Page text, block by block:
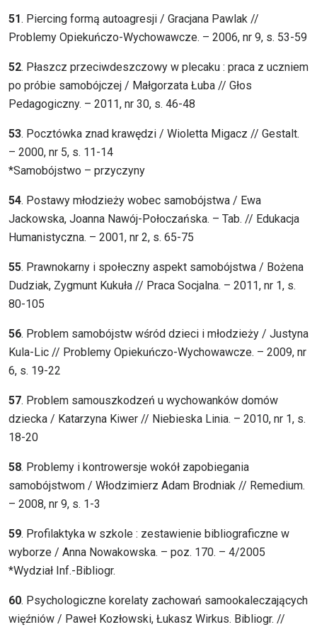
51. Piercing formą autoagresji / Gracjana Pawlak //
Problemy Opiekuńczo-Wychowawcze. – 2006, nr 9, s. 53-59
52. Płaszcz przeciwdeszczowy w plecaku : praca z uczniem
po próbie samobójczej / Małgorzata Łuba // Głos
Pedagogiczny. – 2011, nr 30, s. 46-48
53. Pocztówka znad krawędzi / Wioletta Migacz // Gestalt.
– 2000, nr 5, s. 11-14
*Samobójstwo – przyczyny
54. Postawy młodzieży wobec samobójstwa / Ewa
Jackowska, Joanna Nawój-Połoczańska. – Tab. // Edukacja
Humanistyczna. – 2001, nr 2, s. 65-75
55. Prawnokarny i społeczny aspekt samobójstwa / Bożena
Dudziak, Zygmunt Kukuła // Praca Socjalna. – 2011, nr 1, s.
80-105
56. Problem samobójstw wśród dzieci i młodzieży / Justyna
Kula-Lic // Problemy Opiekuńczo-Wychowawcze. – 2009, nr
6, s. 19-22
57. Problem samouszkodzeń u wychowanków domów
dziecka / Katarzyna Kiwer // Niebieska Linia. – 2010, nr 1, s.
18-20
58. Problemy i kontrowersje wokół zapobiegania
samobójstwom / Włodzimierz Adam Brodniak // Remedium.
– 2008, nr 9, s. 1-3
59. Profilaktyka w szkole : zestawienie bibliograficzne w
wyborze / Anna Nowakowska. – poz. 170. – 4/2005
*Wydział Inf.-Bibliogr.
60. Psychologiczne korelaty zachowań samookaleczających
więźniów / Paweł Kozłowski, Łukasz Wirkus. Bibliogr. //